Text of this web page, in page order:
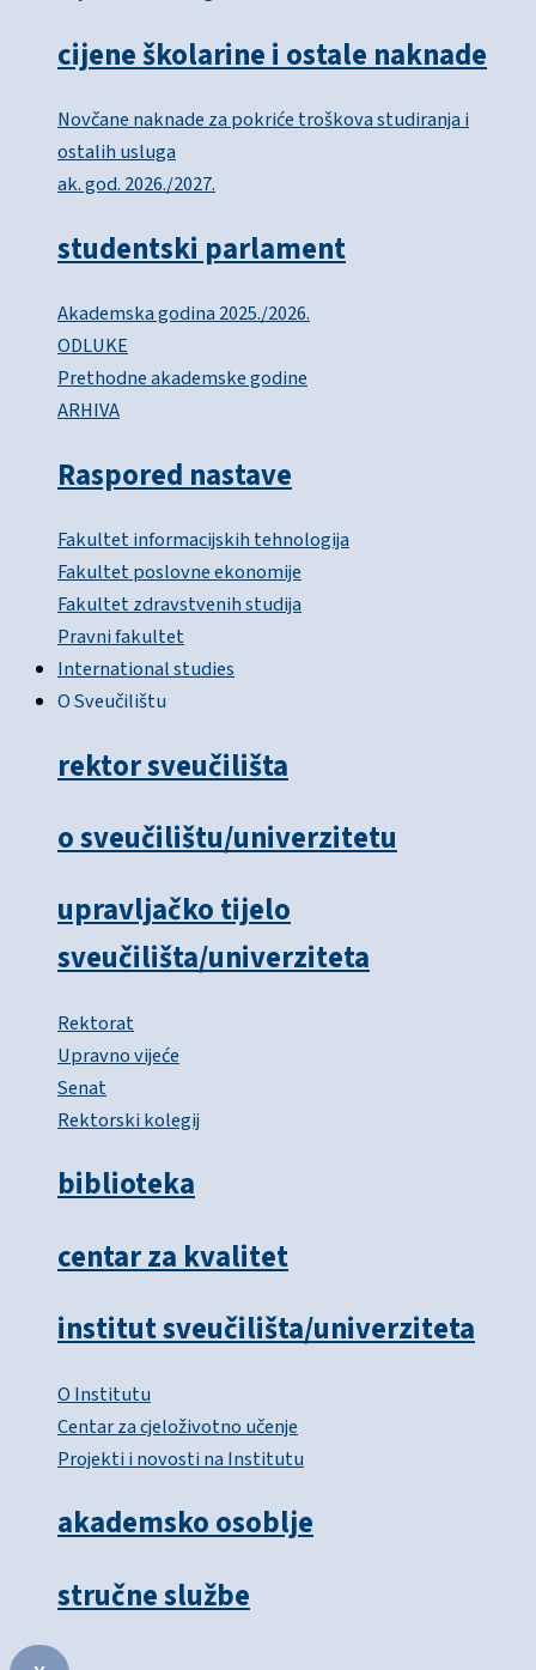
cijene školarine i ostale naknade
Novčane naknade za pokriće troškova studiranja i
ostalih usluga
ak. god. 2026./2027.
studentski parlament
Akademska godina 2025./2026.
ODLUKE
Prethodne akademske godine
ARHIVA
Raspored nastave
Fakultet informacijskih tehnologija
Fakultet poslovne ekonomije
Fakultet zdravstvenih studija
Pravni fakultet
International studies
O Sveučilištu
rektor sveučilišta
o sveučilištu/univerzitetu
upravljačko tijelo
sveučilišta/univerziteta
Rektorat
Upravno vijeće
Senat
Rektorski kolegij
biblioteka
centar za kvalitet
institut sveučilišta/univerziteta
O Institutu
Centar za cjeloživotno učenje
Projekti i novosti na Institutu
akademsko osoblje
stručne službe